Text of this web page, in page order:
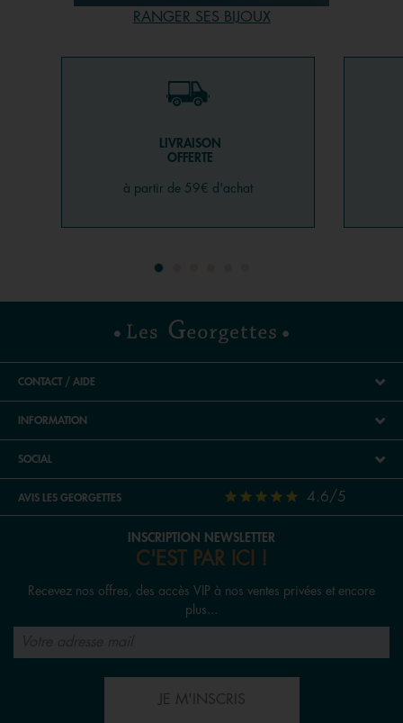
RANGER SES BIJOUX
LIVRAISON
OFFERTE
à partir de 59€ d'achat
CONTACT / AIDE
INFORMATION
SOCIAL
AVIS LES GEORGETTES 4.6/5
INSCRIPTION NEWSLETTER
C'EST PAR ICI !
Recevez nos offres, des accès VIP à nos ventes privées et encore
plus...
JE M'INSCRIS